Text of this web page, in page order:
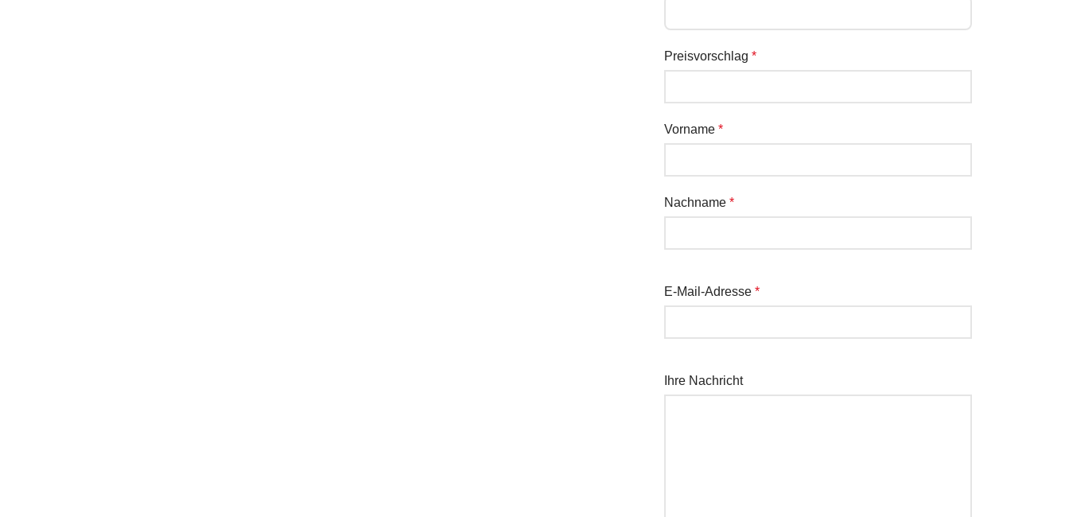
Preisvorschlag *
Vorname *
Nachname *
E-Mail-Adresse *
Ihre Nachricht